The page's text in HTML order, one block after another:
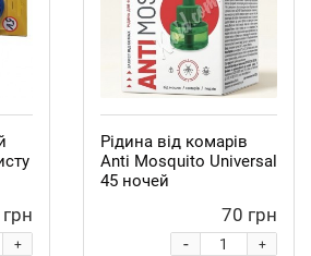
+
Рідина від комарів
Anti Mosquito Universal
45 ночей
70 грн
+
-